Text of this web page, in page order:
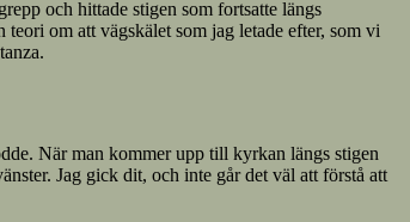
och hittade stigen som fortsatte längs
om att vägskälet som jag letade efter, som vi
När man kommer upp till kyrkan längs stigen
Jag gick dit, och inte går det väl att förstå att